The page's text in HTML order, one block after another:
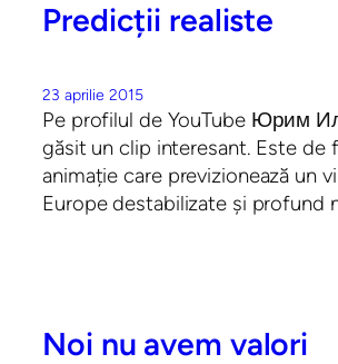
Predicții realiste
23 aprilie 2015
Pe profilul de YouTube Юрим
găsit un clip interesant. Este de
animație care previzionează un
Europe destabilizate și profund
Noi nu avem valori